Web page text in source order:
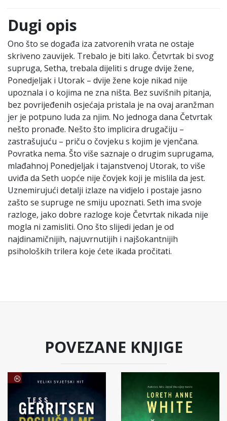
Dugi opis
Ono što se događa iza zatvorenih vrata ne ostaje
skriveno zauvijek. Trebalo je biti lako. Četvrtak bi svog
supruga, Setha, trebala dijeliti s druge dvije žene,
Ponedjeljak i Utorak – dvije žene koje nikad nije
upoznala i o kojima ne zna ništa. Bez suvišnih pitanja,
bez povrijeđenih osjećaja pristala je na ovaj aranžman
jer je potpuno luda za njim. No jednoga dana Četvrtak
nešto pronađe. Nešto što implicira drugačiju –
zastrašujuću – priču o čovjeku s kojim je vjenčana.
Povratka nema. Što više saznaje o drugim suprugama,
mlađahnoj Ponedjeljak i tajanstvenoj Utorak, to više
uviđa da Seth uopće nije čovjek koji je mislila da jest.
Uznemirujući detalji izlaze na vidjelo i postaje jasno
zašto se supruge ne smiju upoznati. Seth ima svoje
razloge, jako dobre razloge koje Četvrtak nikada nije
mogla ni zamisliti. Ono što slijedi jedan je od
najdinamičnijih, najuvrnutijih i najšokantnijih
psiholoških trilera koje ćete ikada pročitati.
POVEZANE KNJIGE